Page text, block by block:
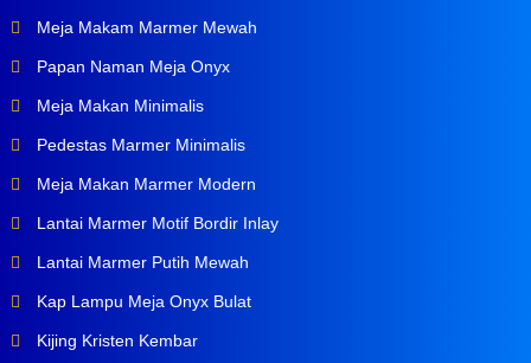
Meja Makam Marmer Mewah
Papan Naman Meja Onyx
Meja Makan Minimalis
Pedestas Marmer Minimalis
Meja Makan Marmer Modern
Lantai Marmer Motif Bordir Inlay
Lantai Marmer Putih Mewah
Kap Lampu Meja Onyx Bulat
Kijing Kristen Kembar